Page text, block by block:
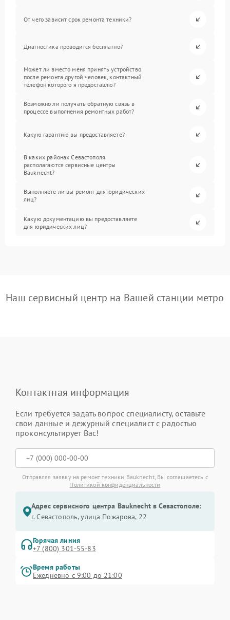
От чего зависит срок ремонта техники?
Диагностика проводится бесплатно?
Может ли вместо меня принять устройство
после ремонта другой человек, контактный
телефон которого я предоставлю?
Возможно ли получать обратную связь в
процессе выполнения ремонтных работ?
Какую гарантию вы предоставляете?
В каких районах Севастополя
располагаются сервисные центры
Bauknecht?
Выполняете ли вы ремонт для юридических
лиц?
Какую документацию вы предоставляете
для юридических лиц?
Наш сервисный центр на Вашей станции метро
Контактная информация
Если требуется задать вопрос специалисту, оставьте
свои данные и дежурный специалист с радостью
проконсультирует Вас!
Отправляя заявку на ремонт техники Bauknecht, Вы соглашаетесь с
Политикой конфиденциальности
Адрес сервисного центра Bauknecht в Севастополе:
г. Севастополь, улица Пожарова, 22
Горячая линия
+7 (800) 301-55-83
Время работы
Ежедневно с 9:00 до 21:00